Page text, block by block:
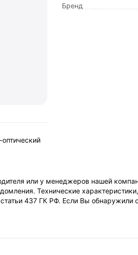
Бренд
или у менеджеров нашей
Технические
437 ГК РФ. Если Вы обнаружили